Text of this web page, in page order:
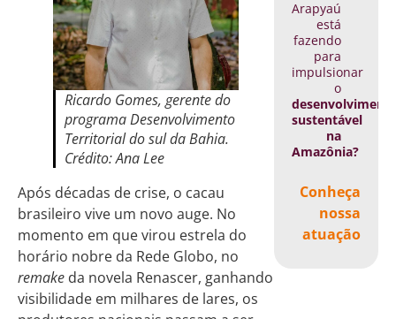
Arapyaú
está
fazendo
para
impulsionar
o
sustentável
na
Amazônia?
Conheça
nossa
atuação
Ricardo Gomes, gerente do
programa Desenvolvimento
Territorial do sul da Bahia.
Crédito: Ana Lee
Após décadas de crise, o cacau
brasileiro vive um novo auge. No
momento em que virou estrela do
horário nobre da Rede Globo, no
remake da novela Renascer, ganhando
visibilidade em milhares de lares, os